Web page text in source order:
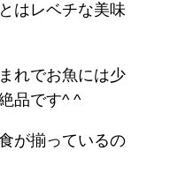
はレベチな美味
れでお魚には少
品です^ ^
が揃っているの